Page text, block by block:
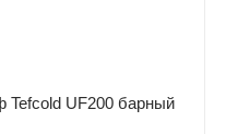
UF200 барный